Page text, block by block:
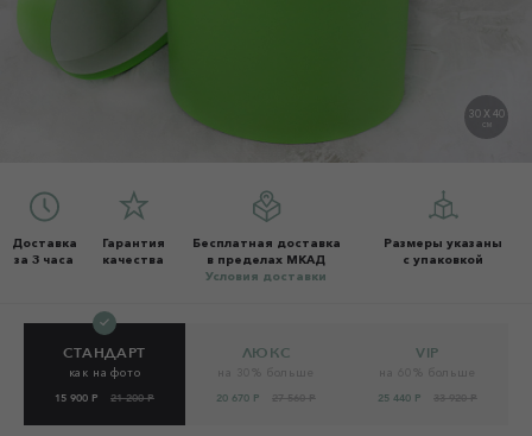
30 X 40
СМ
Доставка
за 3 часа
Гарантия
качества
Бесплатная доставка
в пределах МКАД
Условия доставки
Размеры указаны
с упаковкой
СТАНДАРТ
как на фото
15 900 Р 21 200 Р
ЛЮКС
20 670 Р 27 560 Р
VIP
25 440 Р 33 920 Р